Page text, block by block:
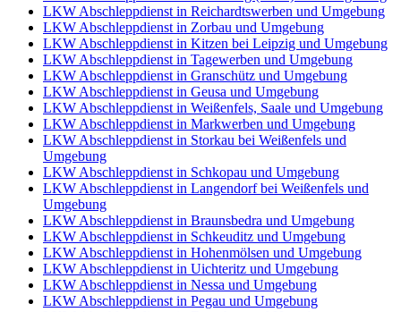
LKW Abschleppdienst in Reichardtswerben und Umgebung
LKW Abschleppdienst in Zorbau und Umgebung
LKW Abschleppdienst in Kitzen bei Leipzig und Umgebung
LKW Abschleppdienst in Tagewerben und Umgebung
LKW Abschleppdienst in Granschütz und Umgebung
LKW Abschleppdienst in Geusa und Umgebung
LKW Abschleppdienst in Weißenfels, Saale und Umgebung
LKW Abschleppdienst in Markwerben und Umgebung
LKW Abschleppdienst in Storkau bei Weißenfels und
Umgebung
LKW Abschleppdienst in Schkopau und Umgebung
LKW Abschleppdienst in Langendorf bei Weißenfels und
Umgebung
LKW Abschleppdienst in Braunsbedra und Umgebung
LKW Abschleppdienst in Schkeuditz und Umgebung
LKW Abschleppdienst in Hohenmölsen und Umgebung
LKW Abschleppdienst in Uichteritz und Umgebung
LKW Abschleppdienst in Nessa und Umgebung
LKW Abschleppdienst in Pegau und Umgebung